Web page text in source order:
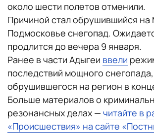
около шести полетов отменили.
Причиной стал обрушившийся на
Подмосковье снегопад.
продлится до вечера 9 января.
Ранее в части Адыгеи ввели
последствий мощного снегопада,
обрушившегося на регион в
Больше материалов о
резонансных делах — читайте в
«Происшествия» на сайте